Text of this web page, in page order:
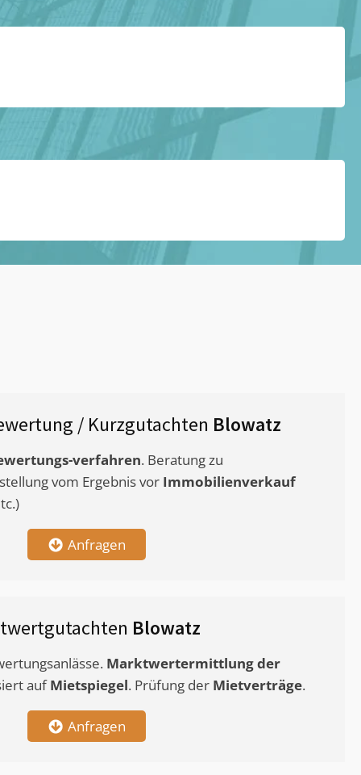
/ Kurzgutachten Blowatz
verfahren. Beratung zu
vom Ergebnis vor Immobilienverkauf
Anfragen
Blowatz
Marktwertermittlungder
aufMietspiegel. Prüfung der Mietverträge.
Anfragen